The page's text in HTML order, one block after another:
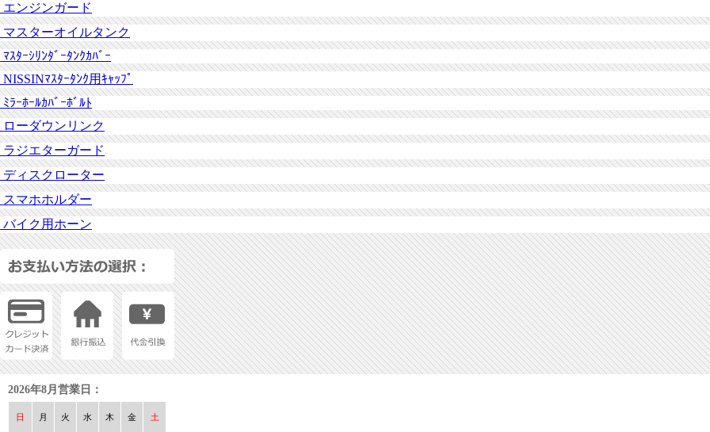
エンジンガード
マスターオイルタンク
ﾏｽﾀｰｼﾘﾝﾀﾞｰﾀﾝｸｶﾊﾞｰ
NISSINﾏｽﾀｰﾀﾝｸ用ｷｬｯﾌﾟ
ﾐﾗｰﾎｰﾙｶﾊﾞｰﾎﾞﾙﾄ
ローダウンリンク
ラジエターガード
ディスクローター
スマホホルダー
バイク用ホーン
2026年8月営業日：
日 月 火 水 木 金 土